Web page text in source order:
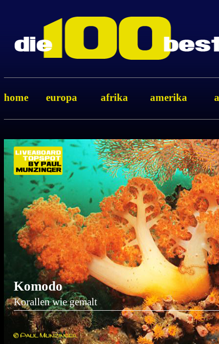
home europa afrika amerika
Komodo
Korallen wie gemalt